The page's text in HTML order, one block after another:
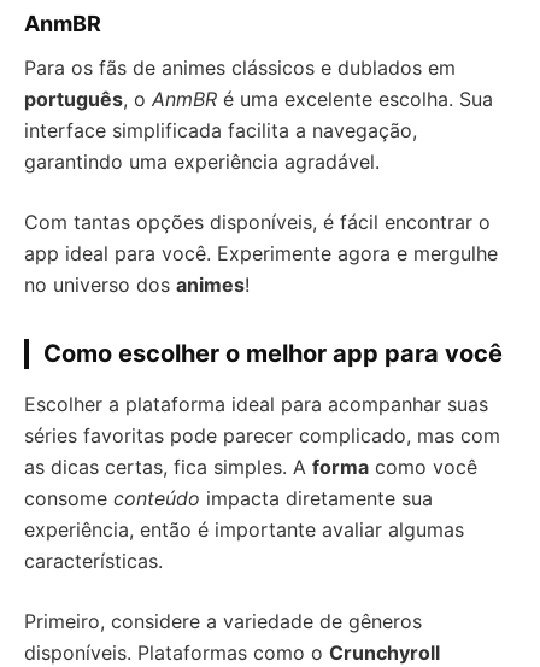
AnmBR
Para os fãs de animes clássicos e dublados em
português, o AnmBR é uma excelente escolha. Sua
interface simplificada facilita a navegação,
garantindo uma experiência agradável.
Com tantas opções disponíveis, é fácil encontrar o
app ideal para você. Experimente agora e mergulhe
no universo dos animes!
Como escolher o melhor app para você
Escolher a plataforma ideal para acompanhar suas
séries favoritas pode parecer complicado, mas com
as dicas certas, fica simples. A forma como você
consome conteúdo impacta diretamente sua
experiência, então é importante avaliar algumas
características.
Primeiro, considere a variedade de gêneros
disponíveis. Plataformas como o Crunchyroll